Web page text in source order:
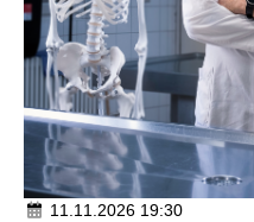
11.11.2026 19:30